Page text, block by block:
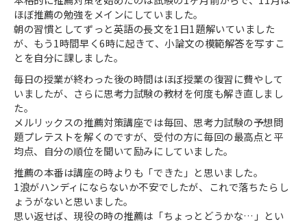
ほぼ推薦の勉強をメインにしていました。
朝の習慣としてずっと英語の長文を1日1題解いていました
が、もう1時間早く6時に起きて、小論文の模範解答を写すこ
とを自分に課しました。
毎日の授業が終わった後の時間はほぼ授業の復習に費やして
いましたが、さらに思考力試験の教材を何度も解き直しまし
た。
メルリックスの推薦対策講座では毎回、思考力試験の予想問
題プレテストを解くのですが、受付の方に毎回の最高点と平
均点、自分の順位を聞いて励みにしていました。
推薦の本番は講座の時よりも「できた」と思いました。
1浪がハンディにならないか不安でしたが、これで落ちたらし
ょうがないと思いました。
思い返せば、現役の時の推薦は「ちょっとどうかな…」とい